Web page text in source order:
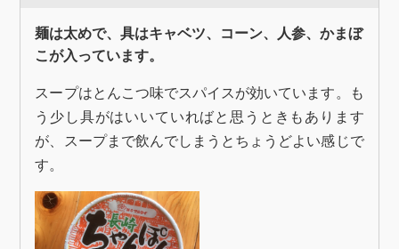
麺は太めで、具はキャベツ、コーン、人参、かまぼ
こが入っています。
スープはとんこつ味でスパイスが効いています。も
う少し具がはいいていればと思うときもあります
が、スープまで飲んでしまうとちょうどよい感じで
す。